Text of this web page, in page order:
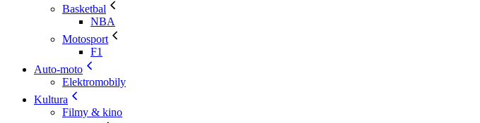
Basketbal
NBA
Motosport
F1
Auto-moto
Elektromobily
Kultura
Filmy & kino